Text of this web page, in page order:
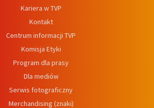
Kariera w TVP
Kontakt
Centrum informacji TVP
Komisja Etyki
Program dla prasy
Dla mediów
Serwis fotograficzny
Merchandising (znaki)